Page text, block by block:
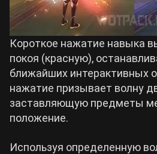
Короткое нажатие навыка
покоя (красную),
ближайших интерактивных
нажатие призывает волну
заставляющую предметы
положение.
Используя определенную